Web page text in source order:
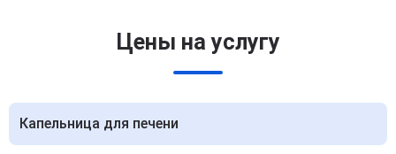
Цены на услугу
Капельница для печени